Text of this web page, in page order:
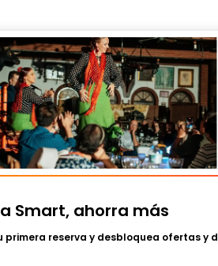
Smart, ahorra más
primera reserva y desbloquea ofertas y